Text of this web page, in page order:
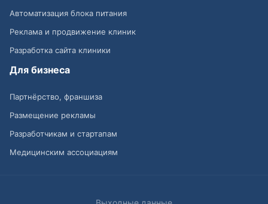
Автоматизация блока питания
Реклама и продвижение клиник
Разработка сайта клиники
Для бизнеса
Партнёрство, франшиза
Размещение рекламы
Разработчикам и стартапам
Медицинским ассоциациям